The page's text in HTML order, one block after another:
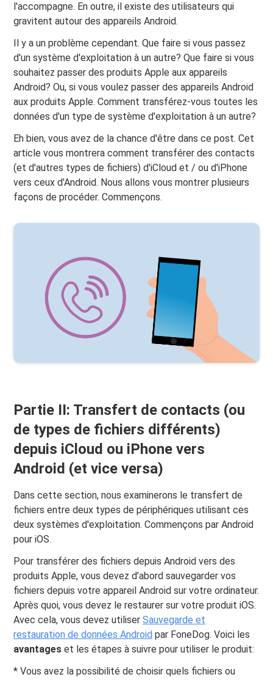
l'accompagne. En outre, il existe des utilisateurs qui
gravitent autour des appareils Android.
Il y a un problème cependant. Que faire si vous passez
d'un système d'exploitation à un autre? Que faire si vous
souhaitez passer des produits Apple aux appareils
Android? Ou, si vous voulez passer des appareils Android
aux produits Apple. Comment transférez-vous toutes les
données d'un type de système d'exploitation à un autre?
Eh bien, vous avez de la chance d'être dans ce post. Cet
article vous montrera comment transférer des contacts
(et d'autres types de fichiers) d'iCloud et / ou d'iPhone
vers ceux d'Android. Nous allons vous montrer plusieurs
façons de procéder. Commençons.
Partie II: Transfert de contacts (ou
de types de fichiers différents)
depuis iCloud ou iPhone vers
Android (et vice versa)
Dans cette section, nous examinerons le transfert de
fichiers entre deux types de périphériques utilisant ces
deux systèmes d'exploitation. Commençons par Android
pour iOS.
Pour transférer des fichiers depuis Android vers des
produits Apple, vous devez d’abord sauvegarder vos
fichiers depuis votre appareil Android sur votre ordinateur.
Après quoi, vous devez le restaurer sur votre produit iOS.
Avec cela, vous devez utiliserSauvegarde et
restauration de données Android par FoneDog. Voici les
avantages et les étapes à suivre pour utiliser le produit:
* Vous avez la possibilité de choisir quels fichiers ou